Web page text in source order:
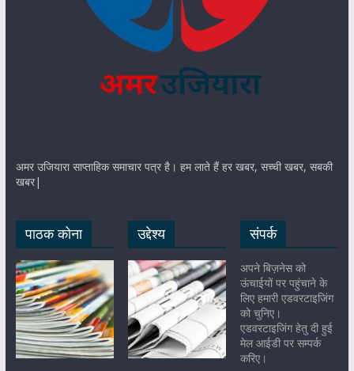
अमर उजियारा साप्ताहिक समाचार पत्र है। हम लाते हैं हर खबर, सच्ची खबर, सबकी
खबर|
पाठक कोना उद्देश्य संपर्क
अपने बिज़नेस को
ऊंचाईयों पर पहुंचाने के
लिए हमारी एडवरटाइजिंग
को चुनिए।
एडवरटाइजिंग हेतु दी हुई
मेल आईडी पर सम्पर्क
करिए।